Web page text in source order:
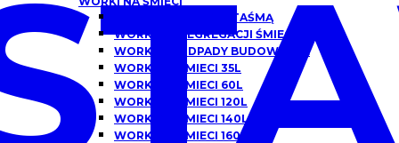
WORKI NA ŚMIECI Z TAŚMĄ
WORKI DO SEGREGACJI ŚMIECI
WORKI NA ODPADY BUDOWLANE
WORKI NA ŚMIECI 35L
WORKI NA ŚMIECI 60L
WORKI NA ŚMIECI 120L
WORKI NA ŚMIECI 140L
WORKI NA ŚMIECI 160L